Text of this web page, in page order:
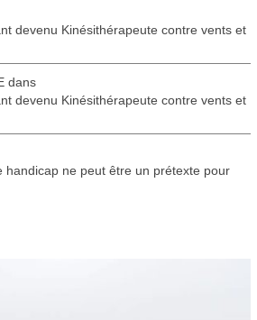
devenu Kinésithérapeute contre vents et
dans
devenu Kinésithérapeute contre vents et
handicap ne peut être un prétexte pour